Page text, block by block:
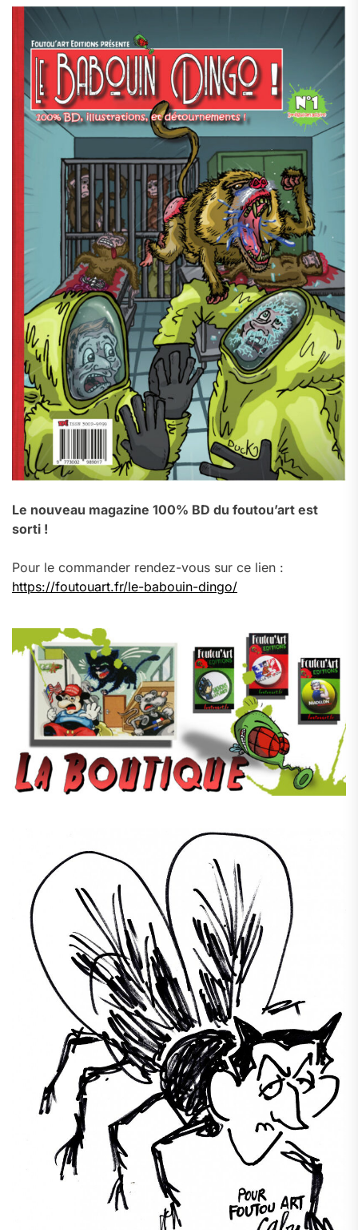
Le nouveau magazine 100% BD du foutou’art est
sorti !
Pour le commander rendez-vous sur ce lien :
https://foutouart.fr/le-babouin-dingo/